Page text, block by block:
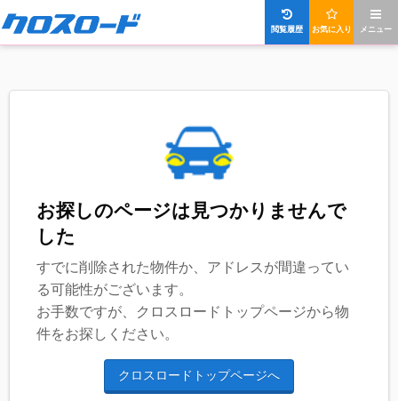
メニュー
お気に入り
閲覧履歴
お探しのページは見つかりませんで
した
すでに削除された物件か、アドレスが間違ってい
る可能性がございます。
お手数ですが、クロスロードトップページから物
件をお探しください。
クロスロードトップページへ